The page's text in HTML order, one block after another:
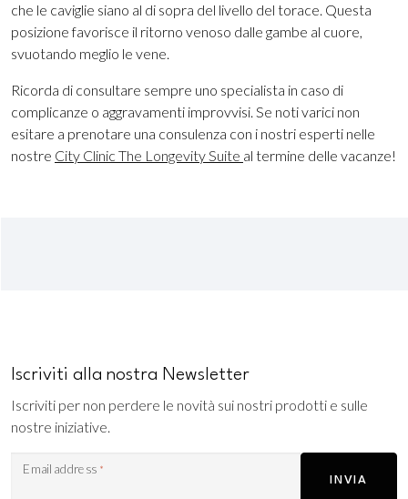
che le caviglie siano al di sopra del livello del torace. Questa
posizione favorisce il ritorno venoso dalle gambe al cuore,
svuotando meglio le vene.
Ricorda di consultare sempre uno specialista in caso di
complicanze o aggravamenti improvvisi. Se noti varici non
esitare a prenotare una consulenza con i nostri esperti nelle
nostre City Clinic The Longevity Suite al termine delle vacanze!
Iscriviti alla nostra Newsletter
Iscriviti per non perdere le novità sui nostri prodotti e sulle
nostre iniziative.
Email address *
INVIA